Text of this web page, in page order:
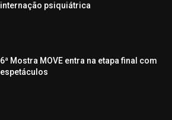
internação psiquiátrica
6ª Mostra MOVE entra na etapa final com
espetáculos